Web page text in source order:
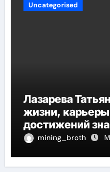
Uncategorised
Лазарева
жизни,
достижений
актрисы,
mining_broth